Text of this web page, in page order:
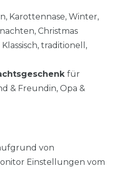
Karottennase, Winter,
Christmas
Klassisch, traditionell,
für
& Freundin, Opa &
von
Einstellungen vom